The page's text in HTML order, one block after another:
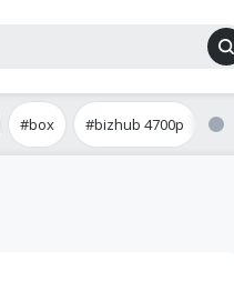
#box #bizhub 4700p